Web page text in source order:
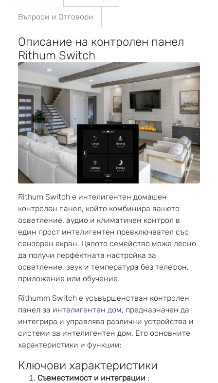
Въпроси и Отговори
Описание на контролен панел
Rithum Switch
Rithum Switch е интелигентен домашен
контролен панел, който комбинира вашето
осветление, аудио и климатичен контрол в
един прост интелигентен превключвател със
сензорен екран. Цялото семейство може лесно
да получи перфектната настройка за
осветление, звук и температура без телефон,
приложение или обучение.
Rithumm Switch е усъвършенстван контролен
панел за интелигентен дом, предназначен да
интегрира и управлява различни устройства и
системи за интелигентен дом. Ето основните
характеристики и функции:
Ключови характеристики
Съвместимост и интеграции :